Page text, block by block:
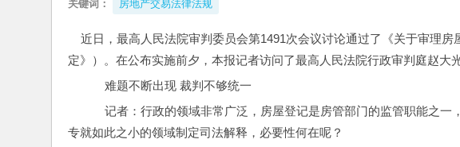
关键词： 房地产交易法律法规
近日，最高人民法院审判委员会第1491次会议讨论通过了《关于审理房
定》）。在公布实施前夕，本报记者访问了最高人民法院行政审判庭赵大光
难题不断出现 裁判不够统一
记者：行政的领域非常广泛，房屋登记是房管部门的监管职能之一
专就如此之小的领域制定司法解释，必要性何在呢？